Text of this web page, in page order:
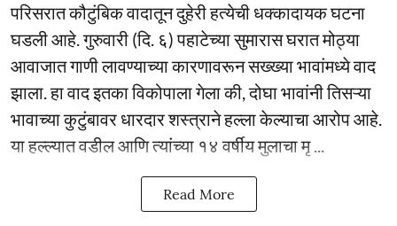
परिसरात कौटुंबिक वादातून दुहेरी हत्येची धक्कादायक घटना
घडली आहे. गुरुवारी (दि. ६) पहाटेच्या सुमारास घरात मोठ्या
आवाजात गाणी लावण्याच्या कारणावरून सख्ख्या भावांमध्ये वाद
झाला. हा वाद इतका विकोपाला गेला की, दोघा भावांनी तिसऱ्या
भावाच्या कुटुंबावर धारदार शस्त्राने हल्ला केल्याचा आरोप आहे.
या हल्ल्यात वडील आणि त्यांच्या १४ वर्षीय मुलाचा मृ ...
Read More